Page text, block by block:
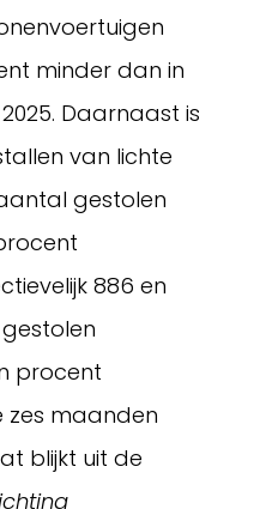
minder dan in
Daarnaast is
van lichte
gestolen
886 en
procent
zes maanden
blijkt uit de